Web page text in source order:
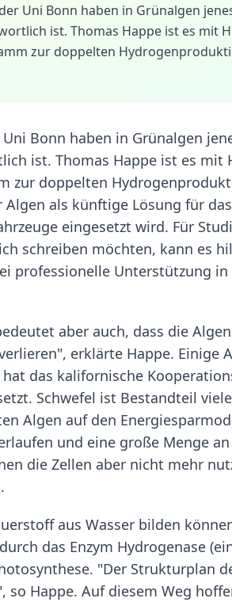
Uni Bonn haben in Grünalgen
ist. Thomas Happe ist es mit
zur doppelten
Bonn haben in Grünalgen
ist. Thomas Happe ist es mit
zur doppelten
als künftige Lösung für
eingesetzt wird. Für
schreiben möchten, kann es
professionelle Unterstützung in
aber auch, dass die
erklärte Happe. Einige
das kalifornische
Schwefel ist Bestandteil
Algen auf den
und eine große Menge
die Zellen aber nicht mehr
aus Wasser bilden
das Enzym Hydrogenase
"Der Strukturplan
Happe. Auf diesem Weg